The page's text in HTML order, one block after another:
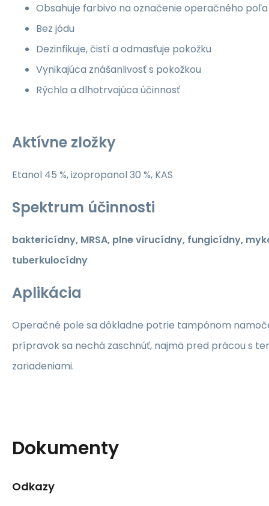
Obsahuje farbivo na označenie operačného poľa
Bez jódu
Dezinfikuje, čistí a odmasťuje pokožku
Vynikajúca znášanlivosť s pokožkou
Rýchla a dlhotrvajúca účinnosť
Aktívne zložky
Etanol 45 %, izopropanol 30 %, KAS
Spektrum účinnosti
baktericídny, MRSA, plne virucídny, fungicídny,
tuberkulocídny
Aplikácia
Operačné pole sa dôkladne potrie tampónom
prípravok sa nechá zaschnúť, najmä pred prácou s
zariadeniami.
Dokumenty
Odkazy